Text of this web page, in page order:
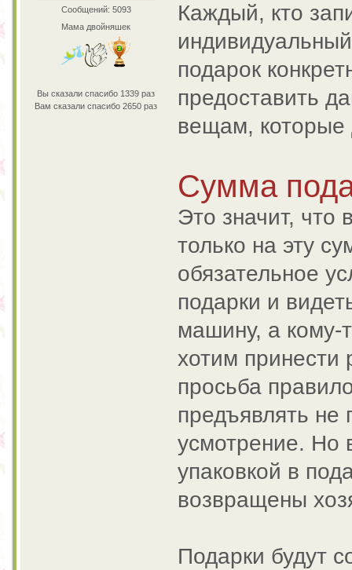
Сообщений: 5093
Мама двойняшек
Вы сказали спасибо 1339 раз
Вам сказали спасибо 2650 раз
Каждый, кто
подарок
предоставить
вещам, которые
Сумма
Это значит, что
только на эту
обязательное
подарки и
машину, а кому-
хотим
просьба
предъявлять не
усмотрение. Но
упаковкой в
возвращены
Подарки будут